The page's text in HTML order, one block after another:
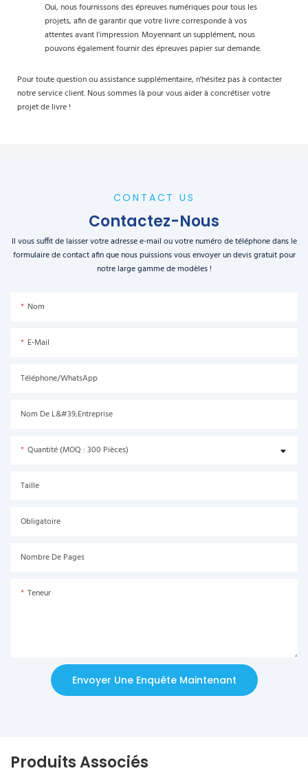
Oui, nous fournissons des épreuves numériques pour tous les
projets, afin de garantir que votre livre corresponde à vos
attentes avant l'impression. Moyennant un supplément, nous
pouvons également fournir des épreuves papier sur demande.
Pour toute question ou assistance supplémentaire, n'hésitez pas à contacter
notre service client. Nous sommes là pour vous aider à concrétiser votre
projet de livre !
CONTACT US
Contactez-Nous
Il vous suffit de laisser votre adresse e-mail ou votre numéro de téléphone dans le
formulaire de contact afin que nous puissions vous envoyer un devis gratuit pour
notre large gamme de modèles !
Nom
E-Mail
Téléphone/WhatsApp
Nom De L&#39;entreprise
Quantité (MOQ : 300 Pièces)
Taille
Obligatoire
Nombre De Pages
Teneur
Envoyer Une Enquête Maintenant
Produits Associés